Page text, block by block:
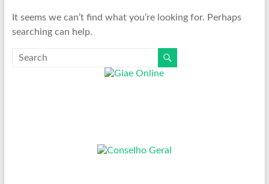
It seems we can’t find what you’re looking for. Perhaps
searching can help.